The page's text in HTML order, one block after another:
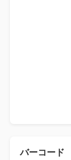
バーコード